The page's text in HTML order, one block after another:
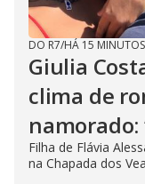
DO R7/HÁ 15 MINUTOS
Giulia
clima de
namorado:
Filha de Flávia
na Chapada dos